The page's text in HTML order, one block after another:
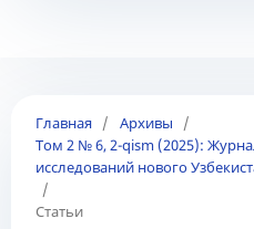
Главная / Архивы
/
Том 2 № 6, 2-qism (2025):
исследований нового
/
Статьи